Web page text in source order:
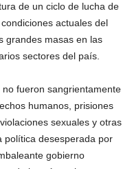
de un ciclo de lucha de
actuales del
grandes masas en las
sectores del país.
fueron sangrientamente
humanos, prisiones
sexuales y otras
política desesperada por
gobierno